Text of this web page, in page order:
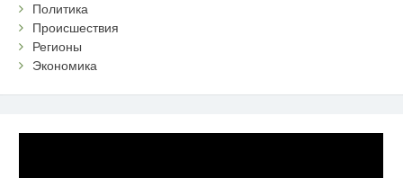
Политика
Происшествия
Регионы
Экономика